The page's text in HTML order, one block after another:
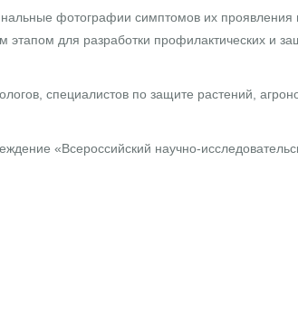
фотографии симптомов их проявления
для разработки профилактических и
специалистов по защите растений,
«Всероссийский научно-